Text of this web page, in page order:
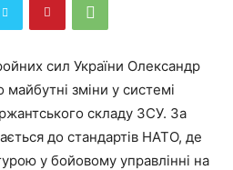
сил України Олександр
зміни у системі
складу ЗСУ. За
до стандартів НАТО, де
у бойовому управлінні на